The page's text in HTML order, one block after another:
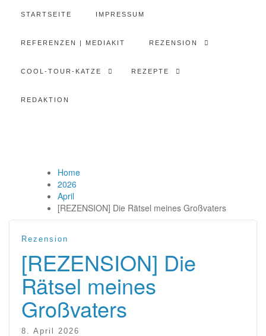
STARTSEITE IMPRESSUM
REFERENZEN | MEDIAKIT REZENSION
COOL-TOUR-KATZE REZEPTE
REDAKTION
Home
2026
April
[REZENSION] Die Rätsel meines Großvaters
Rezension
[REZENSION] Die
Rätsel meines
Großvaters
8. April 2026